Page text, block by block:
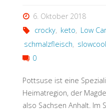
6. Oktober 2018
crocky, keto, Low
schmalzfleisch,
0
Pottsuse ist eine
Heimatregion, der
also Sachsen Anhalt. Im